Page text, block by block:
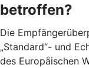
betroffen?
Die
„Standard“- und
des Europäischen